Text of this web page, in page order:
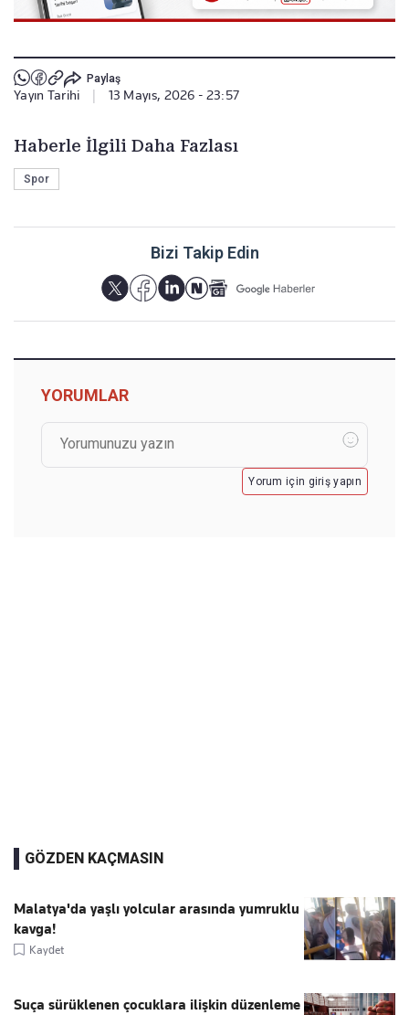
Paylaş
Yayın Tarihi | 13 Mayıs, 2026 - 23:57
Haberle İlgili Daha Fazlası
Spor
Bizi Takip Edin
YORUMLAR
Yorum için giriş yapın
GÖZDEN KAÇMASIN
Malatya'da yaşlı yolcular arasında yumruklu
kavga!
Kaydet
Suça sürüklenen çocuklara ilişkin düzenleme